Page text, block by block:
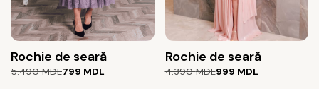
Rochie de seară
5.490MDL
Prețul
799 MDL
Prețul
Rochie de seară
4.390MDL
Prețul
999 MDL
Prețul